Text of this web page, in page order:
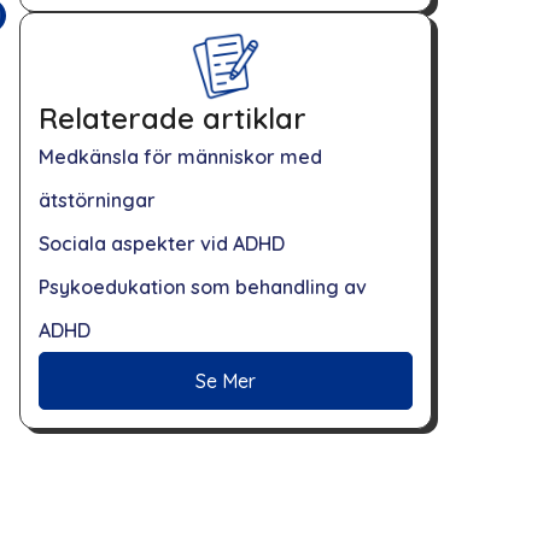
Relaterade artiklar
Medkänsla för människor med
ätstörningar
Sociala aspekter vid ADHD
Psykoedukation som behandling av
ADHD
Se Mer